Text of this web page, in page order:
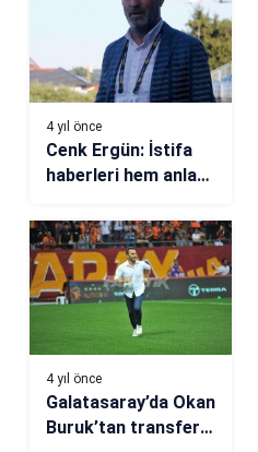
4 yıl önce
Cenk Ergün: İstifa
haberleri hem anlam
gerçekleri
yansıtmıyor
4 yıl önce
Galatasaray’da Okan
Buruk’tan transfer